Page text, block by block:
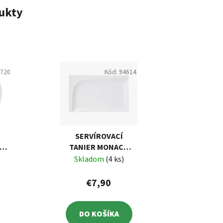
SERVÍROVACÍ
TANIER MONACO
30,5 X 18,9 CM
Skladom (4 ks)
€7,90
DO KOŠÍKA
Kód: 94614